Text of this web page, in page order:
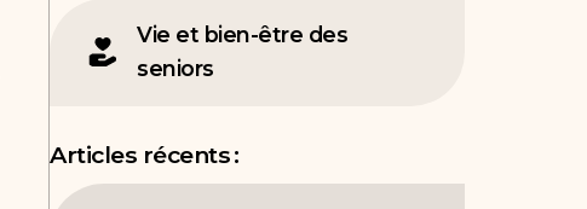
Vie et bien-être des
seniors
Articles récents :